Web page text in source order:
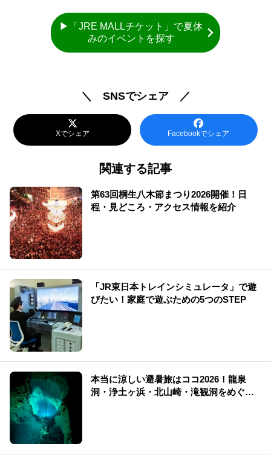
▶「JRE MALLチケット」で夏休
みのイベントを探す
＼ SNSでシェア ／
Xでシェア Facebookでシェア
関連する記事
第63回桐生八木節まつり2026開催！日
程・見どころ・アクセス情報を紹介
「JR東日本トレインシミュレータ」で遊
びたい！家庭で遊ぶための5つのSTEP
本当に涼しい避暑旅はココ2026！龍泉
洞・浄土ヶ浜・北山崎・滝観洞をめぐ